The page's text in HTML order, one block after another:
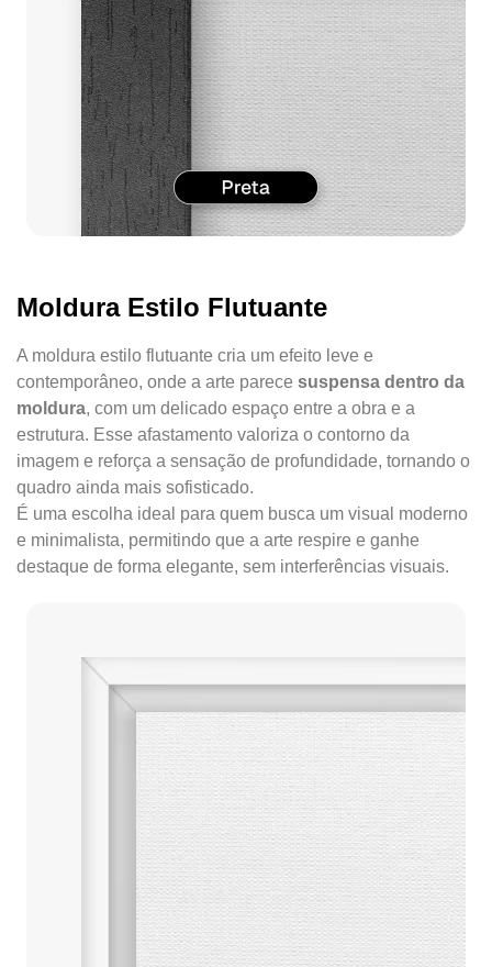
Moldura Estilo Flutuante
A moldura estilo flutuante cria um efeito leve e
contemporâneo, onde a arte parece suspensa dentro da
moldura, com um delicado espaço entre a obra e a
estrutura. Esse afastamento valoriza o contorno da
imagem e reforça a sensação de profundidade, tornando o
quadro ainda mais sofisticado.
É uma escolha ideal para quem busca um visual moderno
e minimalista, permitindo que a arte respire e ganhe
destaque de forma elegante, sem interferências visuais.